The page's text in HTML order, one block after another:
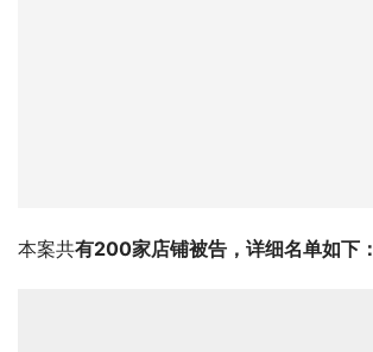
本案共有200家店铺被告，详细名单如下：